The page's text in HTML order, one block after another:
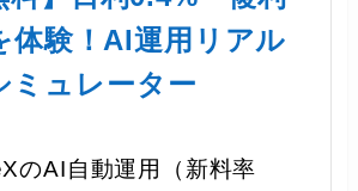
体験！AI運用リアル
ミュレーター
のAI自動運用（新料率